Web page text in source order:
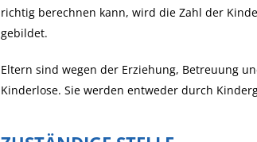
richtig berechnen kann, wird die Zahl der
gebildet.
Eltern sind wegen der Erziehung, Betreuung
Kinderlose. Sie werden entweder durch